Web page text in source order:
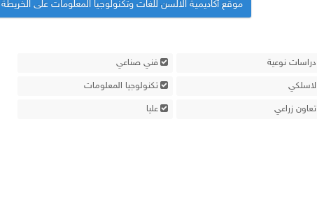
موقع أكاديمية الالسن للغات وتكنولوجيا المعلومات على الخريطة
دراسات نوعية فني صناعي
لاسلكي تكنولوجيا المعلومات
تعاون زراعي عليا